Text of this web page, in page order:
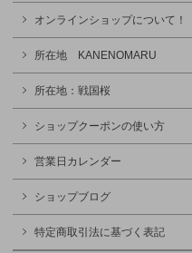
オンラインショップについて！
所在地 KANENOMARU
所在地：戦国桜
ショップクーポンの使い方
営業日カレンダー
ショップブログ
特定商取引法に基づく表記